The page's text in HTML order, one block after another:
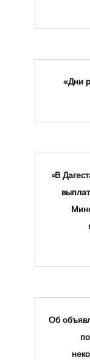
«Дни
▫️В
Об